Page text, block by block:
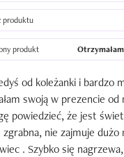
produktu
produkt
od koleżanki i bardzo
swoją w prezencie od
powiedzieć, że jest
nie zajmuje dużo
. Szybko się